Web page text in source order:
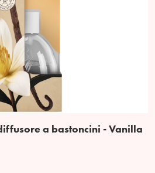
a bastoncini - Vanilla